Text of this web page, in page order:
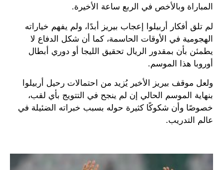
المباراة وبالأخص في الربع ساعة الأخيرة.
لم تلق أفكار أربيلوا إعجاب بيريز أبدًا، ولم يفهم خياراته
الهجومية في الأوقات الحاسمة، كما أن شكل الدفاع لا
يطمئن بأن بمقدور الريال تحقيق الليجا أو دوري أبطال
أوروبا هذا الموسم.
ولعل موقف بيريز الأخير يُزيد من احتمالات رحيل أربيلوا
بنهاية الموسم الحالي إن لم ينجح في التتويج بأي لقب،
خصوصًا وأن شكوكًا كثيرة حوله بسبب خبراته الضئيلة في
عالم التدريب.